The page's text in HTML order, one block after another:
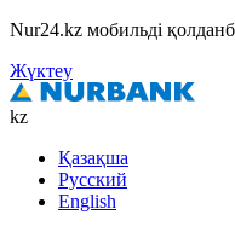
Nur24.kz мобильді
Жүктеу
kz
Қазақша
Русский
English